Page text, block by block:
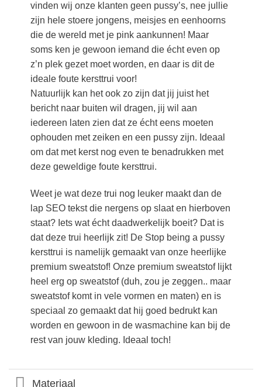
vinden wij onze klanten geen pussy’s, nee jullie
zijn hele stoere jongens, meisjes en eenhoorns
die de wereld met je pink aankunnen! Maar
soms ken je gewoon iemand die écht even op
z’n plek gezet moet worden, en daar is dit de
ideale foute kersttrui voor!
Natuurlijk kan het ook zo zijn dat jij juist het
bericht naar buiten wil dragen, jij wil aan
iedereen laten zien dat ze écht eens moeten
ophouden met zeiken en een pussy zijn. Ideaal
om dat met kerst nog even te benadrukken met
deze geweldige foute kersttrui.
Weet je wat deze trui nog leuker maakt dan de
lap SEO tekst die nergens op slaat en hierboven
staat? Iets wat écht daadwerkelijk boeit? Dat is
dat deze trui heerlijk zit! De Stop being a pussy
kersttrui is namelijk gemaakt van onze heerlijke
premium sweatstof! Onze premium sweatstof lijkt
heel erg op sweatstof (duh, zou je zeggen.. maar
sweatstof komt in vele vormen en maten) en is
speciaal zo gemaakt dat hij goed bedrukt kan
worden en gewoon in de wasmachine kan bij de
rest van jouw kleding. Ideaal toch!
Materiaal